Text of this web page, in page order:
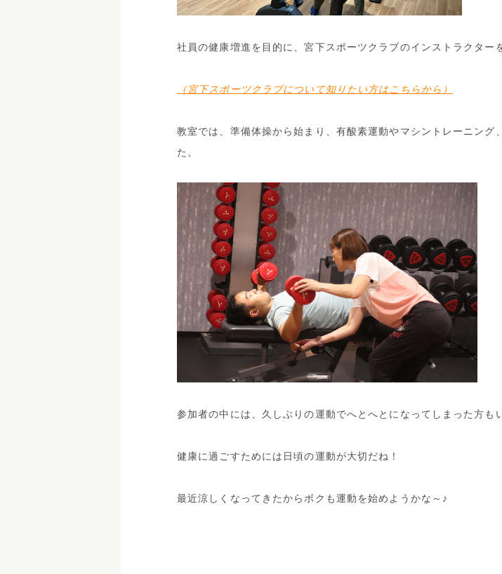
社員の健康増進を目的に、宮下スポーツクラブのインストラクター
（宮下スポーツクラブについて知りたい方はこちらから）
教室では、準備体操から始まり、有酸素運動やマシントレーニング
た。
参加者の中には、久しぶりの運動でへとへとになってしまった方も
健康に過ごすためには日頃の運動が大切だね！
最近涼しくなってきたからボクも運動を始めようかな～♪